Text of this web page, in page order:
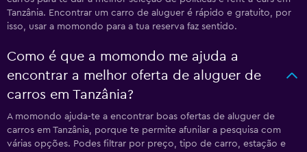
Tanzânia. Encontrar um carro de aluguer é rápido e gratuito, por
isso, usar a momondo para a tua reserva faz sentido.
Como é que a momondo me ajuda a
encontrar a melhor oferta de aluguer de
carros em Tanzânia?
A momondo ajuda-te a encontrar boas ofertas de aluguer de
carros em Tanzânia, porque te permite afunilar a pesquisa com
várias opções. Podes filtrar por preço, tipo de carro, estação e